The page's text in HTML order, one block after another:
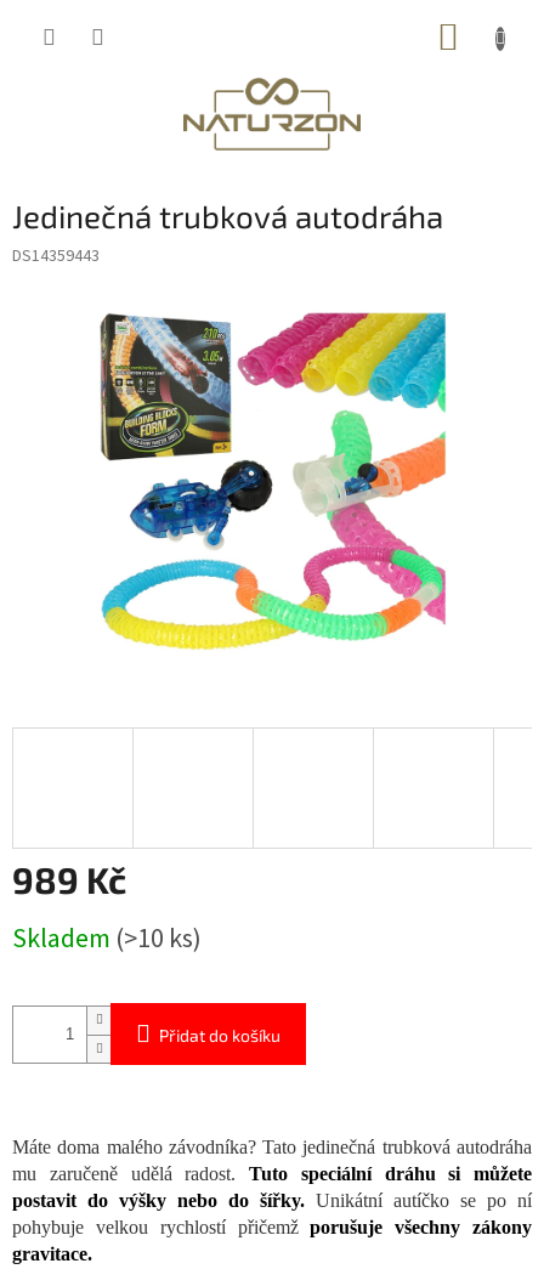
Jedinečná trubková autodráha
DS14359443
989 Kč
cena:
Skladem (>10 ks)
Přidat do košíku
Máte doma malého závodníka? Tato jedinečná trubková autodráha
mu zaručeně udělá radost. Tuto speciální dráhu si můžete
postavit do výšky nebo do šířky. Unikátní autíčko se po ní
pohybuje velkou rychlostí přičemžporušuje všechny zákony
gravitace.